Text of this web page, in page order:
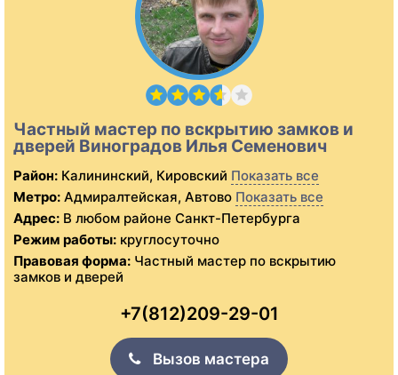
Частный мастер по вскрытию замков и
дверей Виноградов Илья Семенович
Район: Калининский, Кировский Показать все
Метро: Адмиралтейская, Автово Показать все
Адрес: В любом районе Санкт-Петербурга
Режим работы: круглосуточно
Правовая форма: Частный мастер по вскрытию
замков и дверей
+7(812)209-29-01
Вызов мастера